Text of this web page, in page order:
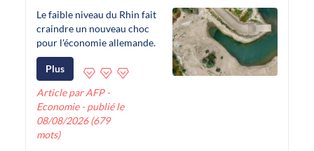
Le faible niveau du Rhin fait
craindre un nouveau choc
pour l'économie allemande.
Plus
Article par AFP -
Economie - publié le
08/08/2026 (679
mots)